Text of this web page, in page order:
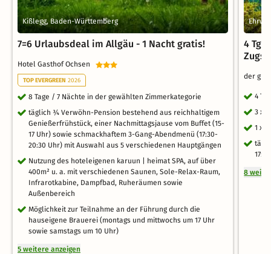
Kißlegg, Baden-Württemberg
7=6 Urlaubsdeal im Allgäu - 1 Nacht gratis!
Hotel Gasthof Ochsen
TOP EVERGREEN 2026
8 Tage / 7 Nächte in der gewählten Zimmerkategorie
täglich ¾ Verwöhn-Pension bestehend aus reichhaltigem
Genießerfrühstück, einer Nachmittagsjause vom Buffet (15-
17 Uhr) sowie schmackhaftem 3-Gang-Abendmenü (17:30-
20:30 Uhr) mit Auswahl aus 5 verschiedenen Hauptgängen
Nutzung des hoteleigenen karuun | heimat SPA, auf über
400m² u. a. mit verschiedenen Saunen, Sole-Relax-Raum,
Infrarotkabine, Dampfbad, Ruheräumen sowie
Außenbereich
Möglichkeit zur Teilnahme an der Führung durch die
hauseigene Brauerei (montags und mittwochs um 17 Uhr
sowie samstags um 10 Uhr)
5 weitere anzeigen
4 Tg.
der
4
3 x
1 x
tägl.
8